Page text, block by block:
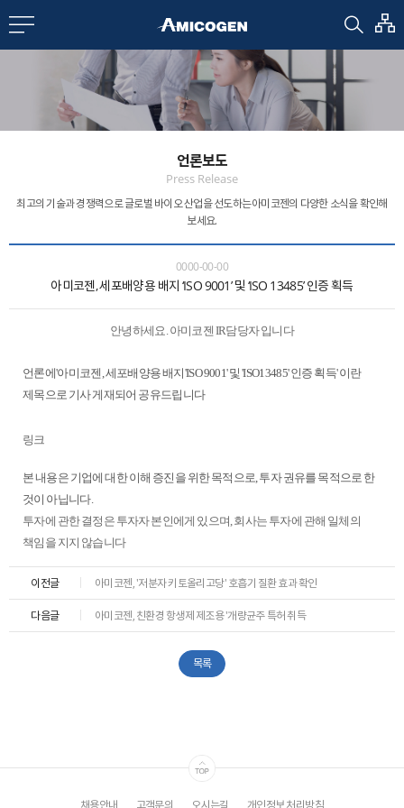
us
언론보도
Press Release
최고의 기술과 경쟁력으로 글로벌 바이오 산업을 선도하는아미코젠의 다양한 소식을 확인해
보세요.
0000-00-00
아미코젠, 세포배양용 배지 ‘ISO 9001’ 및 ‘ISO 13485’ 인증 획득
안녕하세요. 아미코젠 IR담당자 입니다
언론에'아미코젠, 세포배양용 배지'ISO 9001' 및 'ISO13485' 인증 획득' 이란
제목으로 기사 게재되어 공유드립니다
링크
본 내용은 기업에 대한 이해 증진을 위한 목적으로, 투자 권유를 목적으로 한
것이 아닙니다.
투자에 관한 결정은 투자자 본인에게 있으며, 회사는 투자에 관해 일체의
책임을 지지 않습니다
이전글 아미코젠, '저분자 키토올리고당' 호흡기 질환 효과 확인
다음글 아미코젠, 친환경 항생제 제조용 '개량균주 특허 취득
목록
채용안내 고객문의 오시는길 개인정보 처리방침